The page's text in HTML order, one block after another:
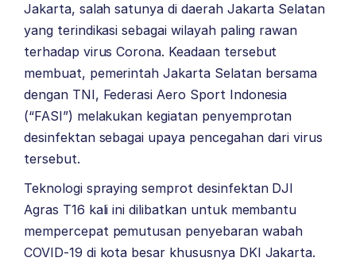
Jakarta, salah satunya di daerah Jakarta Selatan
yang terindikasi sebagai wilayah paling rawan
terhadap virus Corona. Keadaan tersebut
membuat, pemerintah Jakarta Selatan bersama
dengan TNI, Federasi Aero Sport Indonesia
(“FASI”) melakukan kegiatan penyemprotan
desinfektan sebagai upaya pencegahan dari virus
tersebut.
Teknologi spraying semprot desinfektan DJI
Agras T16 kali ini dilibatkan untuk membantu
mempercepat pemutusan penyebaran wabah
COVID-19 di kota besar khususnya DKI Jakarta.